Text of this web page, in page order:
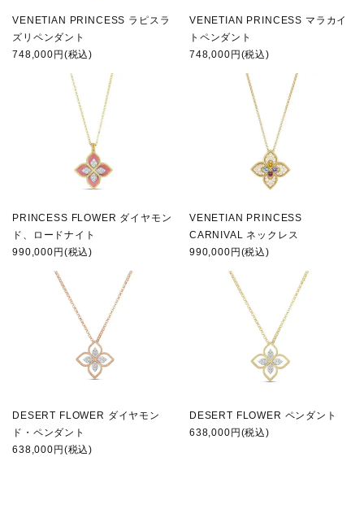
VENETIAN PRINCESS ラピスラ
ズリペンダント
748,000円(税込)
VENETIAN PRINCESS マラカイ
トペンダント
748,000円(税込)
PRINCESS FLOWER ダイヤモン
ド、ロードナイト
990,000円(税込)
VENETIAN PRINCESS
CARNIVAL ネックレス
990,000円(税込)
DESERT FLOWER ダイヤモン
ド・ペンダント
638,000円(税込)
DESERT FLOWER ペンダント
638,000円(税込)